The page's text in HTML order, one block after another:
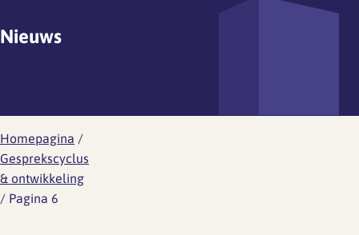
Nieuws
Homepagina /
Gesprekscyclus
& ontwikkeling
/ Pagina 6